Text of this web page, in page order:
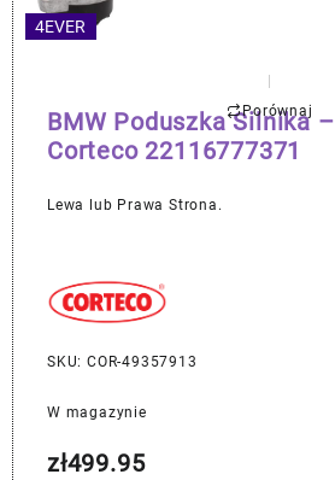
4EVER
Porównaj
BMW Poduszka Silnika –
Corteco 22116777371
Lewa lub Prawa Strona.
SKU: COR-49357913
W magazynie
zł499.95